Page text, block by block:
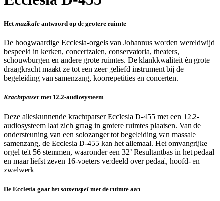
Hetmuzikale antwoord op de grotere ruimte
De hoogwaardige Ecclesia-orgels van Johannus worden wereldwijd
bespeeld in kerken, concertzalen, conservatoria, theaters,
schouwburgen en andere grote ruimtes. De klankkwaliteit èn grote
draagkracht maakt ze tot een zeer geliefd instrument bij de
begeleiding van samenzang, koorrepetities en concerten.
Krachtpatser met 12.2-audiosysteem
Deze alleskunnende krachtpatser Ecclesia D-455 met een 12.2-
audiosysteem laat zich graag in grotere ruimtes plaatsen. Van de
ondersteuning van een solozanger tot begeleiding van massale
samenzang, de Ecclesia D-455 kan het allemaal. Het omvangrijke
orgel telt 56 stemmen, waaronder een 32’ Resultantbas in het pedaal
en maar liefst zeven 16-voeters verdeeld over pedaal, hoofd- en
zwelwerk.
De Ecclesia gaat het samenspel met de ruimte aan